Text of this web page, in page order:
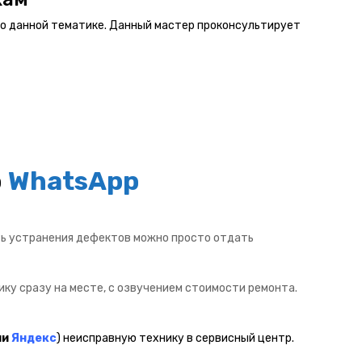
данной тематике. Данный мастер проконсультирует
WhatsApp
устранения дефектов можно просто отдать
сразу на месте, с озвучением стоимости ремонта.
Яндекс) неисправную технику в сервисный центр.